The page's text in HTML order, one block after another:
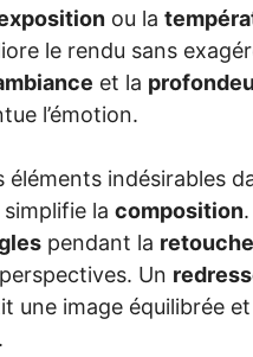
ou la
le rendu sans
et la
l’émotion.
éléments indésirables
simplifie la composition
pendant la retouche
Un
une image équilibrée et